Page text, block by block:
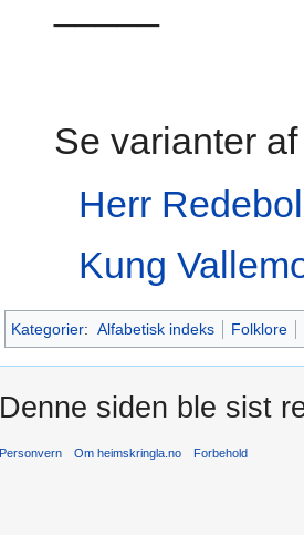
Se varianter
Herr
Kung
Kategorier: Alfabetisk indeks Folklore
Denne siden ble sist
Personvern Om heimskringla.no Forbehold